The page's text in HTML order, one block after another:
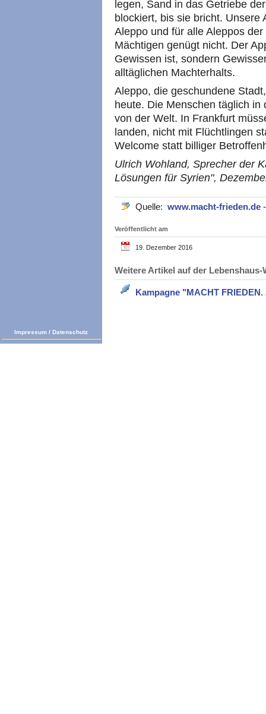
legen, Sand in das Getriebe
blockiert, bis sie bricht. Unsere
Aleppo und für alle Aleppos
Mächtigen genügt nicht. Der
Gewissen ist, sondern
alltäglichen Machterhalts.
Aleppo, die geschundene
heute. Die Menschen täglich
von der Welt. In Frankfurt
landen, nicht mit Flüchtlingen
Welcome statt billiger
Ulrich Wohland, Sprecher der
Lösungen für Syrien",
Quelle: www.macht-frieden.de
Veröffentlicht am
19. Dezember 2016
Weitere Artikel auf der
Kampagne "MACHT
Impressum / Datenschutz